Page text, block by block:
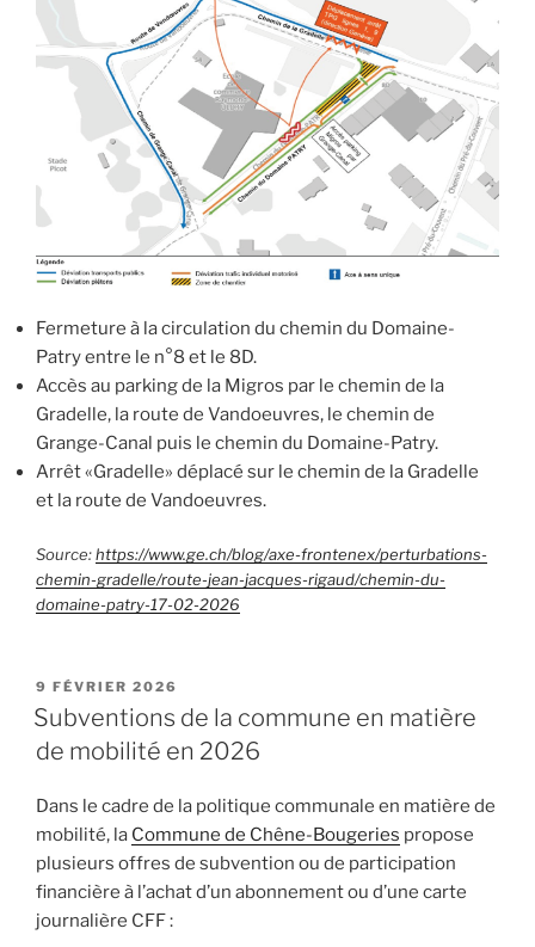
Fermeture à la circulation du chemin du Domaine-
Patry entre le n°8 et le 8D.
Accès au parking de la Migros par le chemin de la
Gradelle, la route de Vandoeuvres, le chemin de
Grange-Canal puis le chemin du Domaine-Patry.
Arrêt «Gradelle» déplacé sur le chemin de la Gradelle
et la route de Vandoeuvres.
Source:https://www.ge.ch/blog/axe-frontenex/perturbations-
chemin-gradelle/route-jean-jacques-rigaud/chemin-du-
domaine-patry-17-02-2026
PUBLIÉ
LE
9 FÉVRIER 2026
Subventions de la commune en matière
de mobilité en 2026
Dans le cadre de la politique communale en matière de
mobilité, la Commune de Chêne-Bougeries propose
plusieurs offres de subvention ou de participation
financière à l’achat d’un abonnement ou d’une carte
journalière CFF :